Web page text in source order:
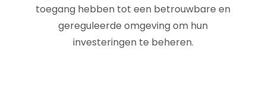
toegang hebben tot een betrouwbare en
gereguleerde omgeving om hun
investeringen te beheren.